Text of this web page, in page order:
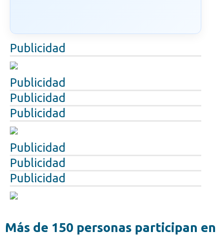
Publicidad
Publicidad
Publicidad
Publicidad
Publicidad
Publicidad
Publicidad
Más de 150 personas participan en